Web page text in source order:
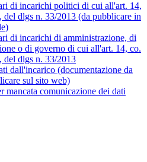
di incarichi politici di cui all'art. 14,
del dlgs n. 33/2013 (da pubblicare in
di incarichi di amministrazione, di
o di governo di cui all'art. 14, co.
del dlgs n. 33/2013
dall'incarico (documentazione da
sul sito web)
mancata comunicazione dei dati